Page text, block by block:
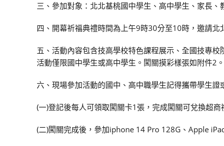
三、參加對象：北北基桃國中學生、高中學生、家長、
四、開幕祈福典禮時間為上午9時30分至10時，邀請
五、活動內容包含技高學校特色課程展示、全國技專
活動僅限國中學生或高中學生。闖關摸彩樣張如附件2。
六、現場參加活動的國中、高中職學生記得攜帶學生證
(一)登記後每人可領取闖關卡1張，完成闖關可兌換超
(二)闖關完成後，參加iphone 14 Pro 128G、Apple